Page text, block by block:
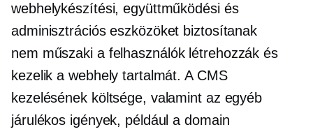
webhelykészítési, együttműködési és
adminisztrációs eszközöket biztosítanak
nem műszakia felhasználók létrehozzák és
kezelik a webhely tartalmát. A CMS
kezelésének költsége, valamint az egyéb
járulékos igények, például a domain